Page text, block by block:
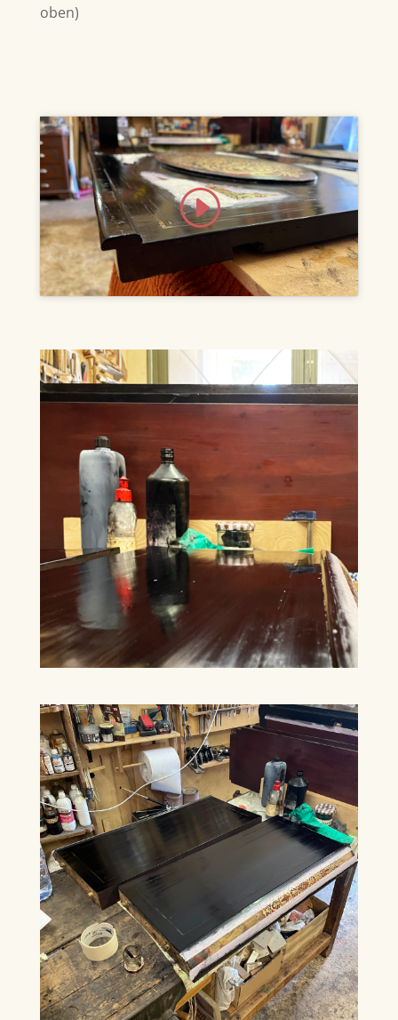
oben)
Klicke hier, um Marketing-Cookies zu
akzeptieren und diesen Inhalt zu
aktivieren